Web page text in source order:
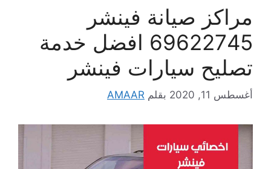
مراكز صيانة فينشر
69622745 افضل خدمة
تصليح سيارات فينشر
أغسطس 11, 2020 بقلم AMAAR